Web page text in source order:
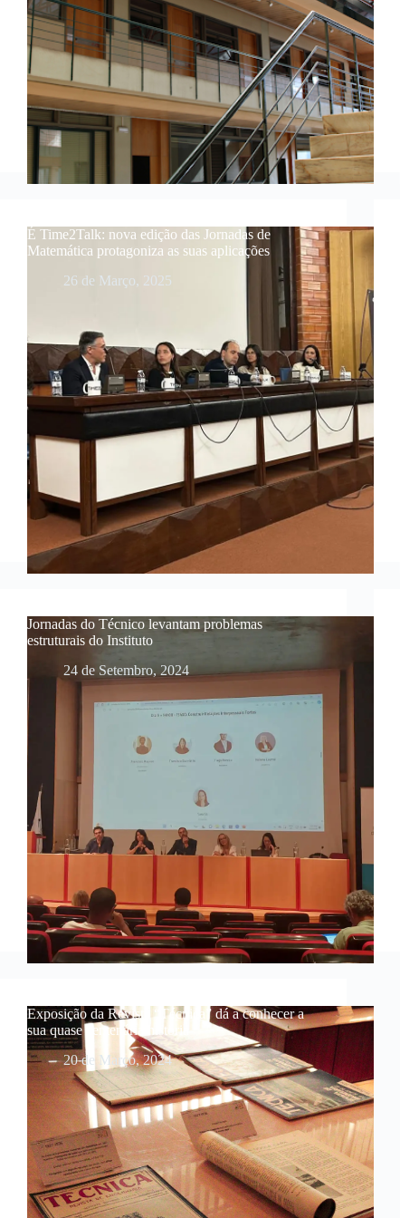
É Time2Talk: nova edição das Jornadas de
Matemática protagoniza as suas aplicações
26 de Março, 2025
Jornadas do Técnico levantam problemas
estruturais do Instituto
24 de Setembro, 2024
Exposição da Revista “Técnica” dá a conhecer a
sua quase centenária história
20 de Março, 2024